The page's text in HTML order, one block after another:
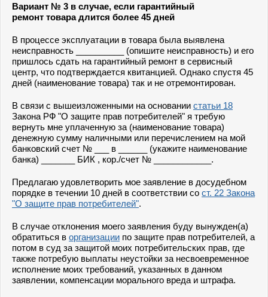
Вариант № 3 в случае, если гарантийный
ремонт товара длится более 45 дней
В процессе эксплуатации в товара была выявлена
неисправность __________ (опишите неисправность) и его
пришлось сдать на гарантийный ремонт в сервисный
центр, что подтверждается квитанцией. Однако спустя 45
дней (наименование товара) так и не отремонтирован.
В связи с вышеизложенными на основании статьи 18
Закона РФ "О защите прав потребителей" я требую
вернуть мне уплаченную за (наименование товара)
денежную сумму наличными или перечислением на мой
банковский счет № ___ в ______ (укажите наименование
банка) _______ БИК , кор./счет № ____________.
Предлагаю удовлетворить мое заявление в досудебном
порядке в течении 10 дней в соответствии со ст. 22 Закона
"О защите прав потребителей".
В случае отклонения моего заявления буду вынужден(а)
обратиться в организации по защите прав потребителей, а
потом в суд за защитой моих потребительских прав, где
также потребую выплаты неустойки за несвоевременное
исполнение моих требований, указанных в данном
заявлении, компенсации морального вреда и штрафа.